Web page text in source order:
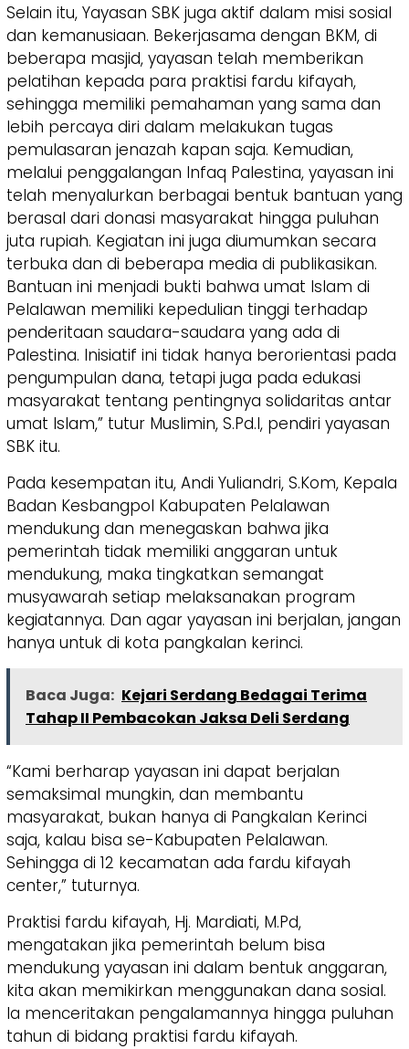
Selain itu, Yayasan SBK juga aktif dalam misi sosial
dan kemanusiaan. Bekerjasama dengan BKM, di
beberapa masjid, yayasan telah memberikan
pelatihan kepada para praktisi fardu kifayah,
sehingga memiliki pemahaman yang sama dan
lebih percaya diri dalam melakukan tugas
pemulasaran jenazah kapan saja. Kemudian,
melalui penggalangan Infaq Palestina, yayasan ini
telah menyalurkan berbagai bentuk bantuan yang
berasal dari donasi masyarakat hingga puluhan
juta rupiah. Kegiatan ini juga diumumkan secara
terbuka dan di beberapa media di publikasikan.
Bantuan ini menjadi bukti bahwa umat Islam di
Pelalawan memiliki kepedulian tinggi terhadap
penderitaan saudara-saudara yang ada di
Palestina. Inisiatif ini tidak hanya berorientasi pada
pengumpulan dana, tetapi juga pada edukasi
masyarakat tentang pentingnya solidaritas antar
umat Islam,” tutur Muslimin, S.Pd.I, pendiri yayasan
SBK itu.
Pada kesempatan itu, Andi Yuliandri, S.Kom, Kepala
Badan Kesbangpol Kabupaten Pelalawan
mendukung dan menegaskan bahwa jika
pemerintah tidak memiliki anggaran untuk
mendukung, maka tingkatkan semangat
musyawarah setiap melaksanakan program
kegiatannya. Dan agar yayasan ini berjalan, jangan
hanya untuk di kota pangkalan kerinci.
Baca Juga: Kejari Serdang Bedagai Terima
Tahap II Pembacokan Jaksa Deli Serdang
“Kami berharap yayasan ini dapat berjalan
semaksimal mungkin, dan membantu
masyarakat, bukan hanya di Pangkalan Kerinci
saja, kalau bisa se-Kabupaten Pelalawan.
Sehingga di 12 kecamatan ada fardu kifayah
center,” tuturnya.
Praktisi fardu kifayah, Hj. Mardiati, M.Pd,
mengatakan jika pemerintah belum bisa
mendukung yayasan ini dalam bentuk anggaran,
kita akan memikirkan menggunakan dana sosial.
Ia menceritakan pengalamannya hingga puluhan
tahun di bidang praktisi fardu kifayah.